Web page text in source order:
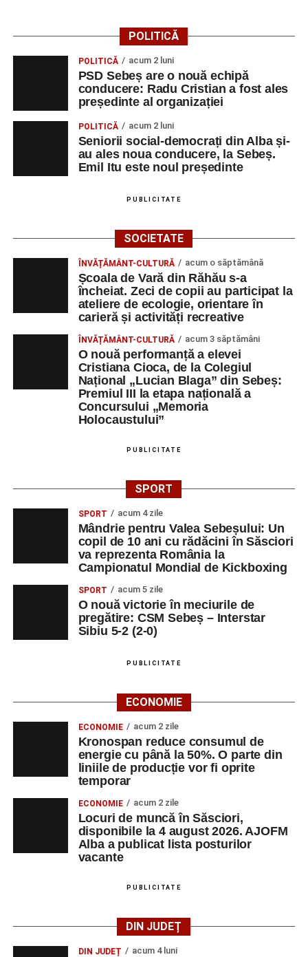
iluminatului public pe timpul nopții, în contextul
apelului la economii al Guvernului Bolojan
Duminică, 23 august 2026, Râpa Roșie găzduiește
cea de-a III-a ediție a concursului „CicloAventurier
de Sebeș”
Primul concert din cadrul String Symphonic Camp
2026 a adus emoție și aplauze la Sebeș
POLITICĂ
POLITICĂ acum 2 luni
PSD Sebeș are o nouă echipă
conducere: Radu Cristian a fost ales
președinte al organizației
POLITICĂ acum 2 luni
Seniorii social-democrați din Alba și-
au ales noua conducere, la Sebeș.
Emil Itu este noul președinte
PUBLICITATE
SOCIETATE
ÎNVĂȚĂMÂNT-CULTURĂ acum o săptămână
Școala de Vară din Răhău s-a
încheiat. Zeci de copii au participat la
ateliere de ecologie, orientare în
carieră și activități recreative
ÎNVĂȚĂMÂNT-CULTURĂ acum 3 săptămâni
O nouă performanță a elevei
Cristiana Cioca, de la Colegiul
Național „Lucian Blaga” din Sebeș:
Premiul III la etapa națională a
Concursului „Memoria
Holocaustului”
PUBLICITATE
SPORT
SPORT acum 4 zile
Mândrie pentru Valea Sebeșului: Un
copil de 10 ani cu rădăcini în Săsciori
va reprezenta România la
Campionatul Mondial de Kickboxing
SPORT acum 5 zile
O nouă victorie în meciurile de
pregătire: CSM Sebeș – Interstar
Sibiu 5-2 (2-0)
PUBLICITATE
ECONOMIE
ECONOMIE acum 2 zile
Kronospan reduce consumul de
energie cu până la 50%. O parte din
liniile de producție vor fi oprite
temporar
ECONOMIE acum 2 zile
Locuri de muncă în Săsciori,
disponibile la 4 august 2026. AJOFM
Alba a publicat lista posturilor
vacante
PUBLICITATE
DIN JUDEȚ
DIN JUDEȚ acum 4 luni